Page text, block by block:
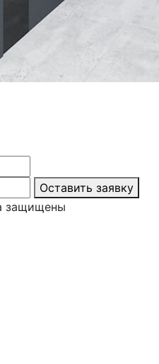
Оставить заявку
защищены